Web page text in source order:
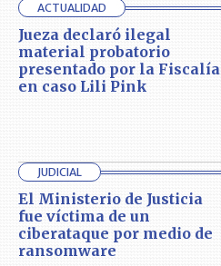
ACTUALIDAD
Jueza declaró ilegal
material probatorio
presentado por la Fiscalía
en caso Lili Pink
JUDICIAL
El Ministerio de Justicia
fue víctima de un
ciberataque por medio de
ransomware